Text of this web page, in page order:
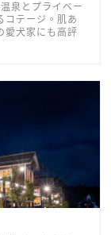
泉とプライベー
コテージ。肌あ
愛犬家にも高評